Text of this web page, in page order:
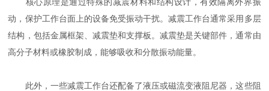
动，保护工作台面上的设备免受振动干扰。减震工作台通常采用多层
结构，包括金属框架、减震垫和支撑板。减震垫是关键部件，通常由
高分子材料或橡胶制成，能够吸收和分散振动能量。
此外，一些减震工作台还配备了液压或磁流变液阻尼器，这些阻